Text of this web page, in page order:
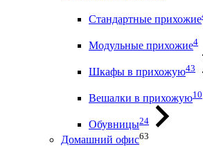
Стандартные прихожие
Модульные прихожие4
Шкафы в прихожую43
Вешалки в прихожую10
Обувницы24
Домашний офис63